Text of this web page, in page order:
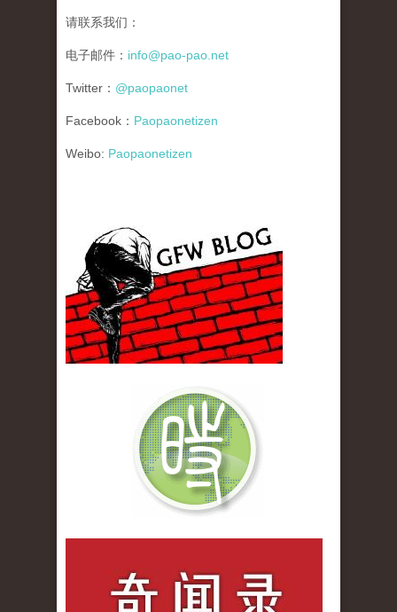
请联系我们：
电子邮件： info@pao-pao.net
Twitter： @paopaonet
Facebook： Paopaonetizen
Weibo: Paopaonetizen
gfw_blog_small.jpg